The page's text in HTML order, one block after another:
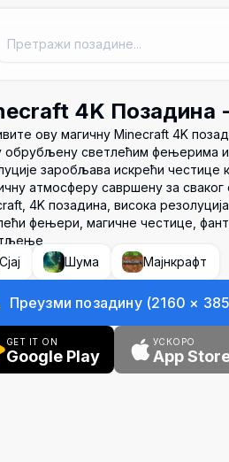
4K Позадина
ову магичну Minecraft 4K
обрубљену светлећим фењерима и
заробљава искрећи честице
атмосферу савршену за сваког
4K позадина, висока
фењери, магичне честице,
Шума Мајнкрафт
Преузми позадину(2160 ×
GET IT ON
Google Play
УСКОРО
App